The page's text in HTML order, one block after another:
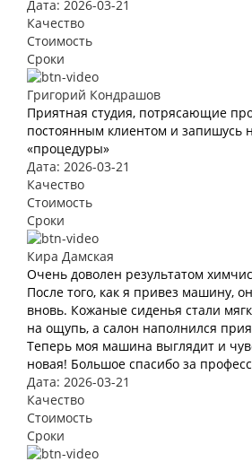
Дата: 2026-03-21
Качество
Стоимость
Сроки
Григорий Кондрашов
Приятная студия, потрясающие
постоянным клиентом и запишусь
«процедуры»
Дата: 2026-03-21
Качество
Стоимость
Сроки
Кира Дамская
Очень доволен результатом
После того, как я привез машину,
вновь. Кожаные сиденья стали
на ощупь, а салон наполнился
Теперь моя машина выглядит и
новая! Большое спасибо за
Дата: 2026-03-21
Качество
Стоимость
Сроки